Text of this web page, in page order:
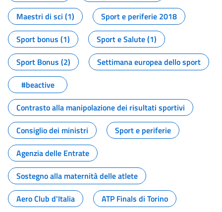
Maestri di sci (1)
Sport e periferie 2018
Sport bonus (1)
Sport e Salute (1)
Sport Bonus (2)
Settimana europea dello sport
#beactive
Contrasto alla manipolazione dei risultati sportivi
Consiglio dei ministri
Sport e periferie
Agenzia delle Entrate
Sostegno alla maternità delle atlete
Aero Club d'Italia
ATP Finals di Torino